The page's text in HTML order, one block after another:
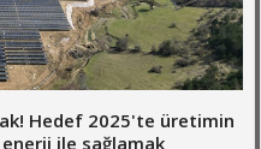
Hedef 2025'te üretimin
enerji ile sağlamak